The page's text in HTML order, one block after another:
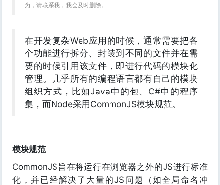
为，请联系我，我会及时删除。
在开发复杂Web应用的时候，通常需要把各
个功能进行拆分、封装到不同的文件并在需
要的时候引用该文件，即进行代码的模块化
管理。几乎所有的编程语言都有自己的模块
组织方式，比如Java中的包、C#中的程序
集，而Node采用CommonJS模块规范。
模块规范
CommonJS旨在将运行在浏览器之外的JS进行标准
化，并已经解决了大量的JS问题（如全局命名冲